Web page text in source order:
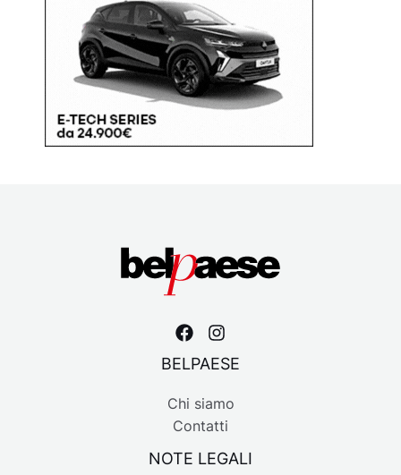
BELPAESE
Chi siamo
Contatti
NOTE LEGALI